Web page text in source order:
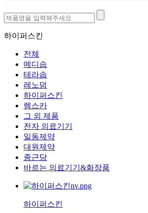
종근당
하이퍼스킨
전체
메디솝
테라솝
레노덤
하이퍼스킨
렘스카
그 외 제품
전자 의료기기
일동제약
대원제약
종근당
바르는 의료기기&화장품
하이퍼스킨